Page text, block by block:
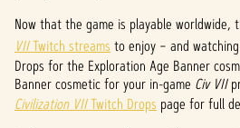
ąc
przyci
sk
„Play”
,
Now that the game is playable worldwide,
VIITwitch streams to enjoy – and
Drops for the Exploration Age Banner
Banner cosmetic for your in-game Civ VII
Civilization VIITwitch Drops page for full